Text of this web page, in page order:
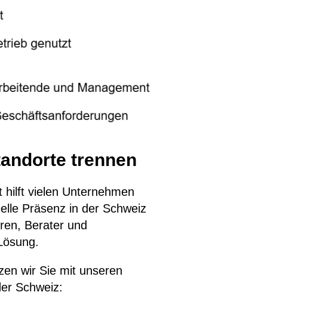
trennen
hilft vielen Unternehmen
Präsenz in der Schweiz
Berater und
wir Sie mit unseren
Schweiz: